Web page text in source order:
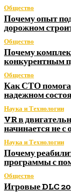
Общество
Почему опыт
дорожном
Общество
Почему
конкурентным
Общество
Как СТО
надежном
Наука и Технологии
VR в
начинается не с
Наука и Технологии
Почему
программы с
Общество
Игровые DLC